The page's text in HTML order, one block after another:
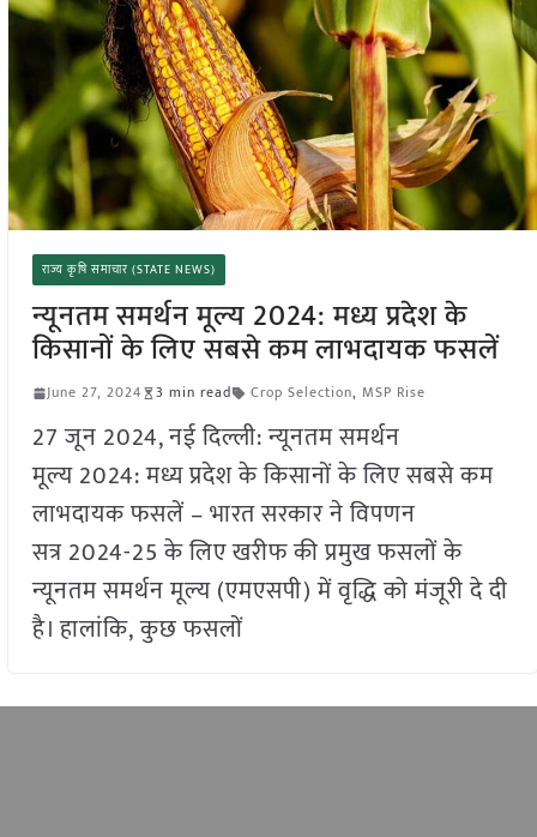
राज्य कृषि समाचार (STATE NEWS)
न्यूनतम समर्थन मूल्य 2024: मध्य प्रदेश के
किसानों के लिए सबसे कम लाभदायक फसलें
June 27, 2024 3 min read Crop Selection, MSP Rise
27 जून 2024, नई दिल्ली: न्यूनतम समर्थन
मूल्य 2024: मध्य प्रदेश के किसानों के लिए सबसे कम
लाभदायक फसलें – भारत सरकार ने विपणन
सत्र 2024-25 के लिए खरीफ की प्रमुख फसलों के
न्यूनतम समर्थन मूल्य (एमएसपी) में वृद्धि को मंजूरी दे दी
है। हालांकि, कुछ फसलों